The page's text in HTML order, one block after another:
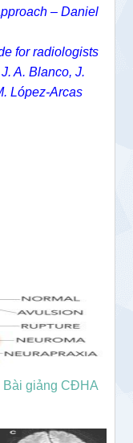
– Daniel
for radiologists
A. Blanco, J.
López-Arcas
Bài giảng CĐHA